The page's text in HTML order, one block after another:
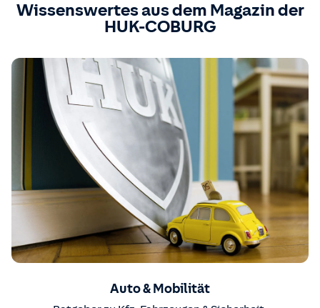
Wissenswertes aus dem Magazin der
HUK-COBURG
Auto & Mobilität